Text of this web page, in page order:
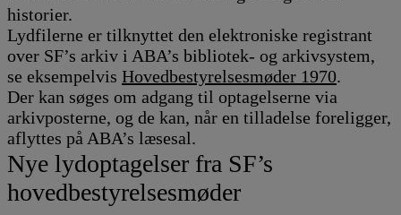
historier.
Lydfilerne er tilknyttet den elektroniske registrant
over SF’s arkiv i ABA’s bibliotek- og arkivsystem,
se eksempelvis Hovedbestyrelsesmøder 1970.
Der kan søges om adgang til optagelserne via
arkivposterne, og de kan, når en tilladelse foreligger,
aflyttes på ABA’s læsesal.
Nye lydoptagelser fra SF’s
hovedbestyrelsesmøder